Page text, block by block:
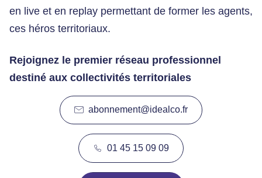
en live et en replay permettant de former les agents,
ces héros territoriaux.
Rejoignez le premier réseau professionnel
destiné aux collectivités territoriales
abonnement@idealco.fr
01 45 15 09 09